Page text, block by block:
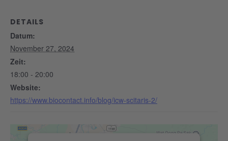
DETAILS
Datum:
November 27, 2024
Zeit:
18:00 - 20:00
Website:
https://www.biocontact.info/blog/icw-scitaris-2/